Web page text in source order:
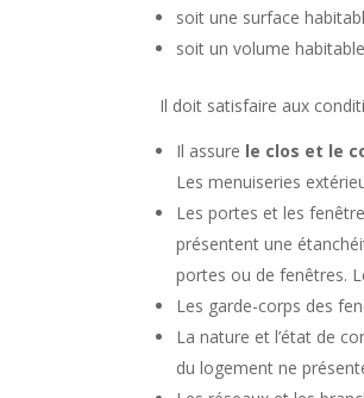
soit une surface
soit un volume
Il doit satisfaire aux
Il assure le clos et le
Les menuiseries
Les portes et les
présentent une
portes ou de fenêtres.
Les garde-corps des
La nature et l’état de
du logement ne